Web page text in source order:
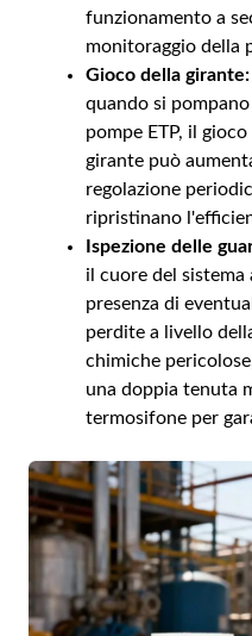
funzionamento a
monitoraggio della
Gioco della girante:
quando si
pompe ETP, il
girante può
regolazione
ripristinano
Ispezione delle
il cuore del
presenza di
perdite a livello
chimiche
una doppia tenuta
termosifone per